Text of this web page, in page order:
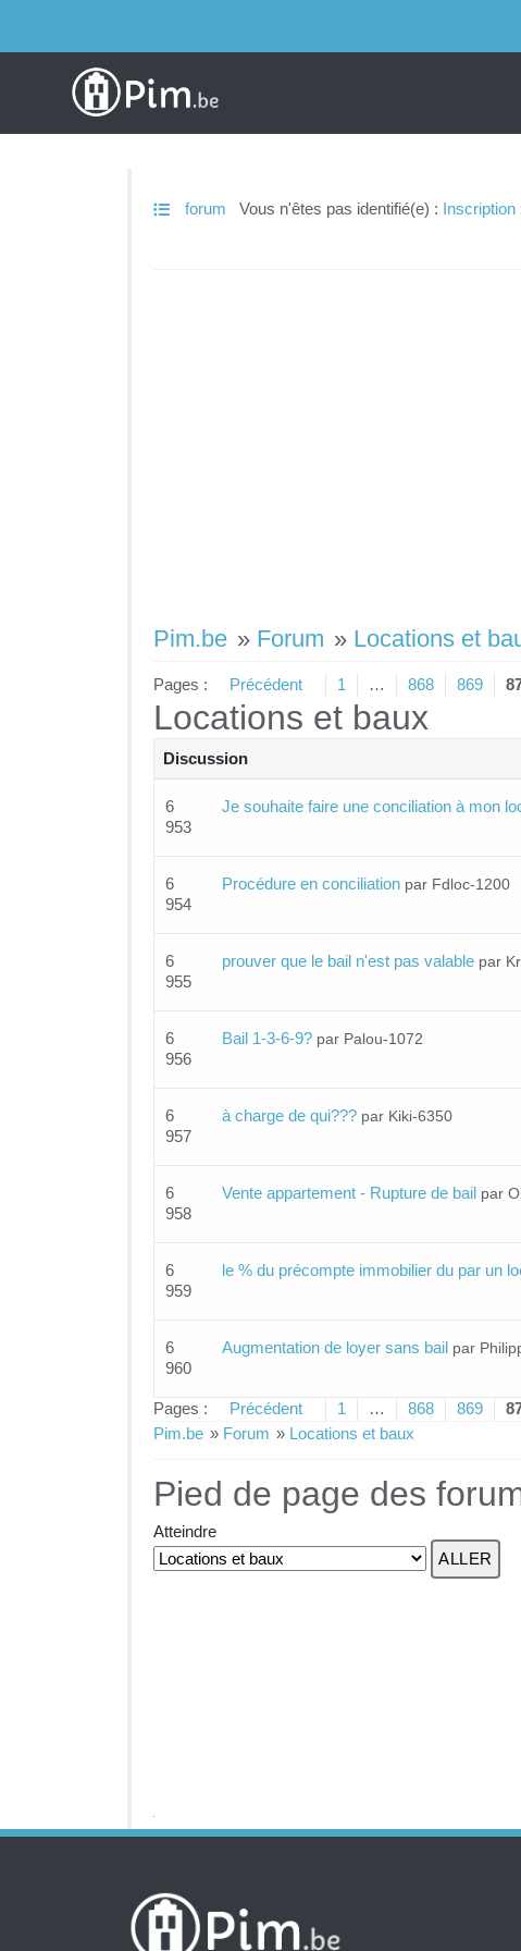
forum Vous n'êtes pas identifié(e) : Inscription
Pim.be » Forum » Locations et
Pages : Précédent 1 … 868 869
Locations et baux
Discussion
6
953
Je souhaite faire une conciliation à mon
6
954
Procédure en conciliation par Fdloc-1200
6
955
prouver que le bail n'est pas valable par
6
956
Bail 1-3-6-9? par Palou-1072
6
957
à charge de qui??? par Kiki-6350
6
958
Vente appartement - Rupture de bail par
6
959
le % du précompte immobilier du par un
6
960
Augmentation de loyer sans bail par
Pages : Précédent 1 … 868 869
Pim.be » Forum » Locations et baux
Pied de page des
Atteindre